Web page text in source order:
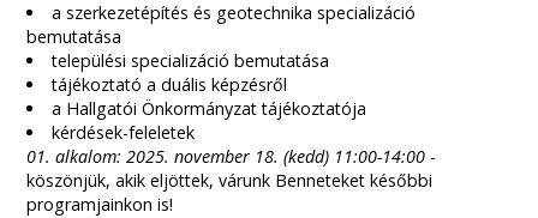
a szerkezetépítés és geotechnika specializáció
bemutatása
települési specializáció bemutatása
tájékoztató a duális képzésről
a Hallgatói Önkormányzat tájékoztatója
kérdések-feleletek
01. alkalom: 2025. november 18. (kedd) 11:00-14:00 -
köszönjük, akik eljöttek, várunk Benneteket későbbi
programjainkon is!